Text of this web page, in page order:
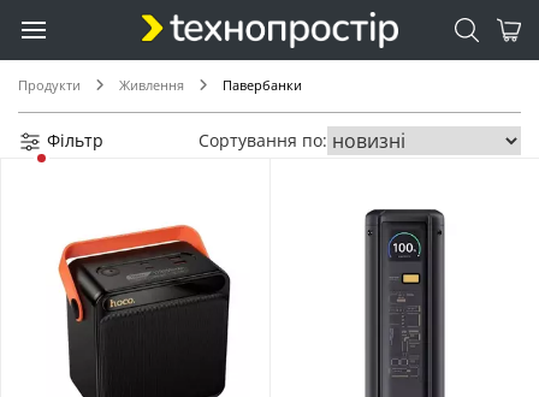
Продукти Живлення Павербанки
Фільтр Сортування по: